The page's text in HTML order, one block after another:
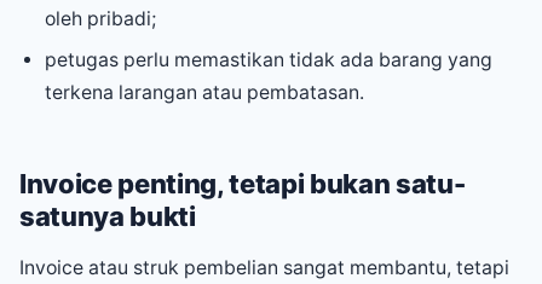
oleh pribadi;
petugas perlu memastikan tidak ada barang yang
terkena larangan atau pembatasan.
Invoice penting, tetapi bukan satu-
satunya bukti
Invoice atau struk pembelian sangat membantu, tetapi